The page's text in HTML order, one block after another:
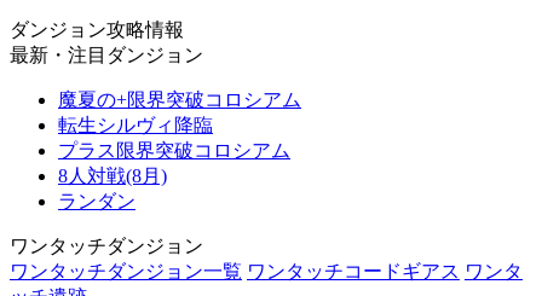
ダンジョン攻略情報
最新・注目ダンジョン
魔夏の+限界突破コロシアム
転生シルヴィ降臨
プラス限界突破コロシアム
8人対戦(8月)
ランダン
ワンタッチダンジョン
ワンタッチダンジョン一覧 ワンタッチコードギアス ワンタ